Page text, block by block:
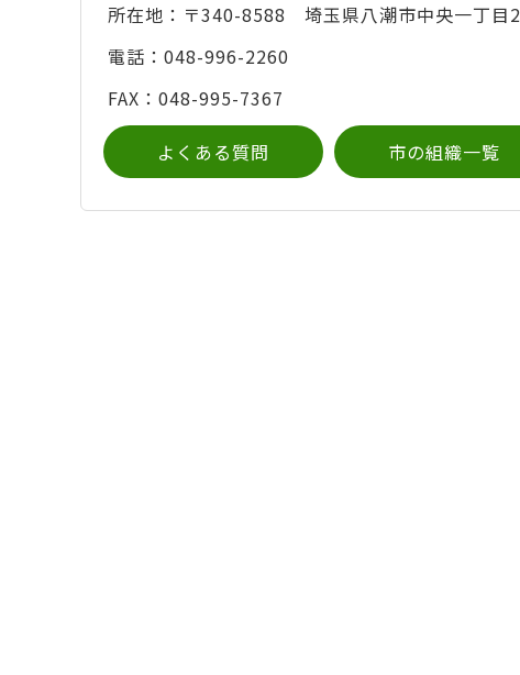
所在地：〒340-8588 埼玉県八潮市中央一丁目
電話：048-996-2260
FAX：048-995-7367
よくある質問 市の組織一覧